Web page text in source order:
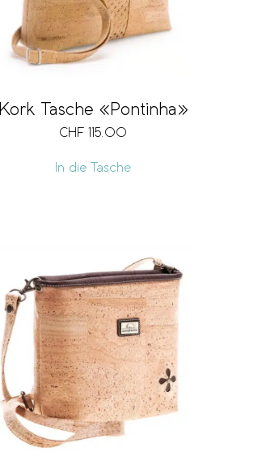
Kork Tasche «Pontinha»
CHF 115.00
In die Tasche